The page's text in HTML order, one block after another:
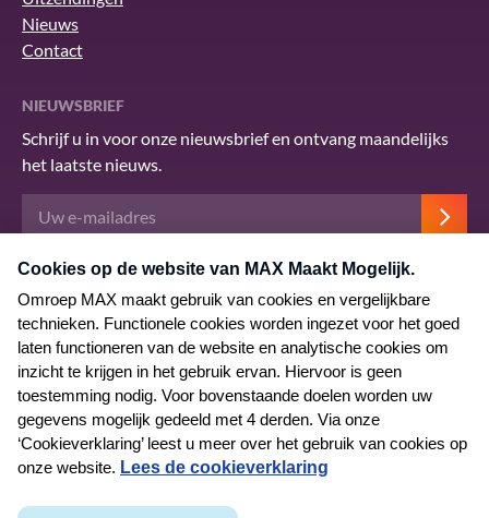
Nieuws
Contact
NIEUWSBRIEF
Schrijf u in voor onze nieuwsbrief en ontvang maandelijks
het laatste nieuws.
Deze site wordt beschermd door reCAPTCHA en het Googleprivacybeleid.
servicevoorwaarden
© 2026 MAX Maakt Mogelijk
Algemene voorwaarden